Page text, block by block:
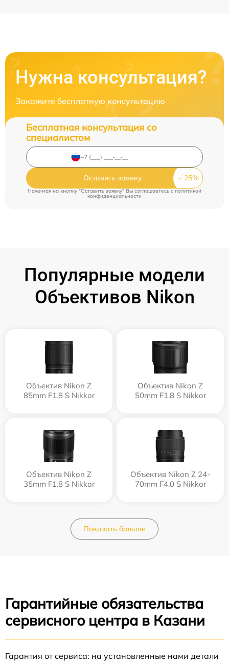
Нужна консультация?
Закажите бесплатную консультацию
Бесплатная консультация со
специалистом
Оставить заявку
Нажимая на кнопку "Оставить заявку" Вы соглашаетесь cполитикой
конфиденциальности
Популярные модели
Объективов Nikon
Объектив Nikon Z
85mm F1.8 S Nikkor
Объектив Nikon Z
50mm F1.8 S Nikkor
Объектив Nikon Z
35mm F1.8 S Nikkor
Объектив Nikon Z 24-
70mm F4.0 S Nikkor
Показать больше
Гарантийные обязательства
сервисного центра в Казани
Гарантия от сервиса: на установленные нами детали